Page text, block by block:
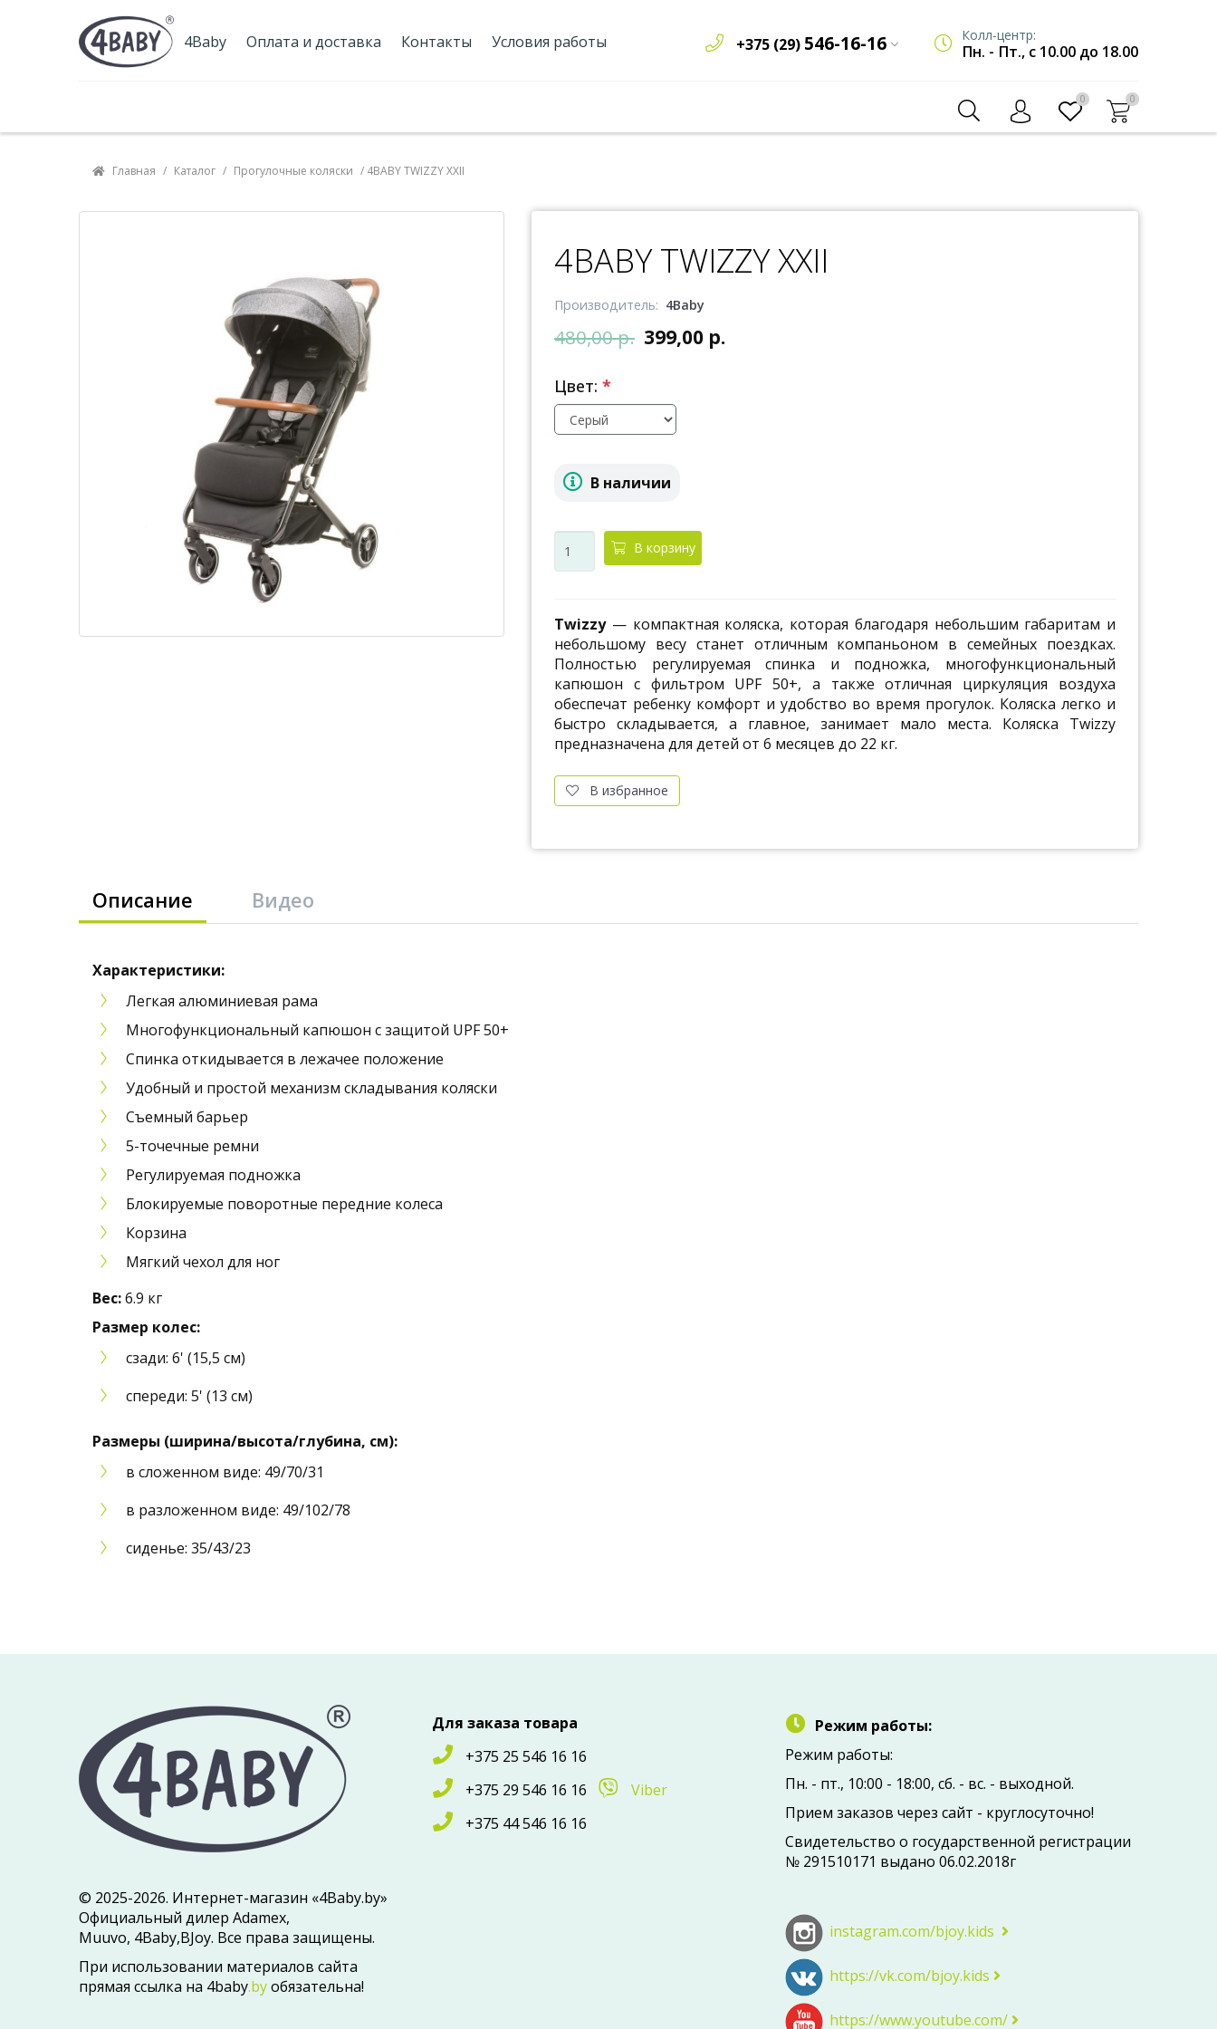
4Baby Оплата и доставка Контакты
Условия работы
+375 (29) 546-16-16 Колл-центр:
Пн. - Пт., с 10.00 до 18.00
0
0
Главная / Каталог / Прогулочные коляски / 4BABY TWIZZY XXII
4BABY TWIZZY XXII
Производитель: 4Baby
480,00 р. 399,00 р.
Цвет: *
В наличии
В корзину
Twizzy— компактная коляска, которая благодаря небольшим габаритам и
небольшому весу станет отличным компаньоном в семейных поездках.
Полностью регулируемая спинка и подножка, многофункциональный
капюшон с фильтром UPF 50+, а также отличная циркуляция воздуха
обеспечат ребенку комфорт и удобство во время прогулок. Коляска легко и
быстро складывается, а главное, занимает мало места. Коляска Twizzy
предназначена для детей от 6 месяцев до 22 кг.
В избранное
Описание Видео
Характеристики:
Легкая алюминиевая рама
Многофункциональный капюшон с защитой UPF 50+
Спинка откидывается в лежачее положение
Удобный и простой механизм складывания коляски
Съемный барьер
5-точечные ремни
Регулируемая подножка
Блокируемые поворотные передние колеса
Корзина
Мягкий чехол для ног
Вес:6.9 кг
Размер колес:
сзади: 6' (15,5 см)
спереди: 5' (13 см)
Размеры (ширина/высота/глубина, см):
в сложенном виде: 49/70/31
в разложенном виде: 49/102/78
сиденье: 35/43/23
© 2025-2026. Интернет-магазин «4Baby.by»
Официальный дилер Adamex,
Muuvo, 4Baby,BJoy. Все права защищены.
При использовании материалов сайта
прямая ссылка на 4baby.byобязательна!
Для заказа товара
+375 25 546 16 16
+375 29 546 16 16
Viber
+375 44 546 16 16
Режим работы:
Режим работы:
Пн. - пт., 10:00 - 18:00, сб. - вc. - выходной.
Прием заказов через сайт - круглосуточно!
Свидетельство о государственной регистрации
№ 291510171 выдано 06.02.2018г
instagram.com/bjoy.kids
https://vk.com/bjoy.kids
https://www.youtube.com/